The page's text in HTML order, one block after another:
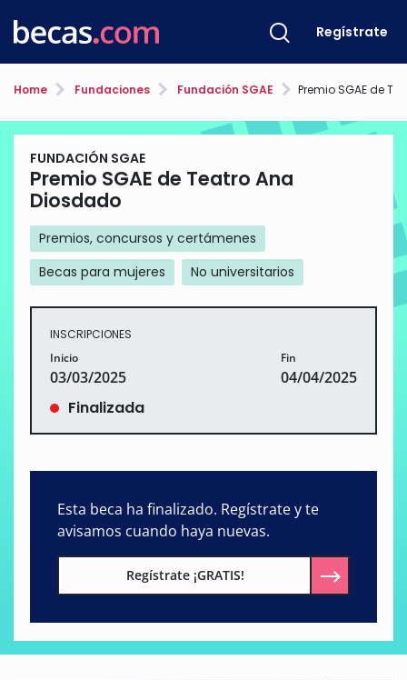
Regístrate
Home Fundaciones Fundación SGAE Premio SGAE de
FUNDACIÓN SGAE
Premio SGAE de Teatro Ana
Diosdado
Premios, concursos y certámenes
Becas para mujeres
No universitarios
INSCRIPCIONES
Inicio
03/03/2025
Fin
04/04/2025
Finalizada
Esta beca ha finalizado. Regístrate y te
avisamos cuando haya nuevas.
Regístrate ¡GRATIS!